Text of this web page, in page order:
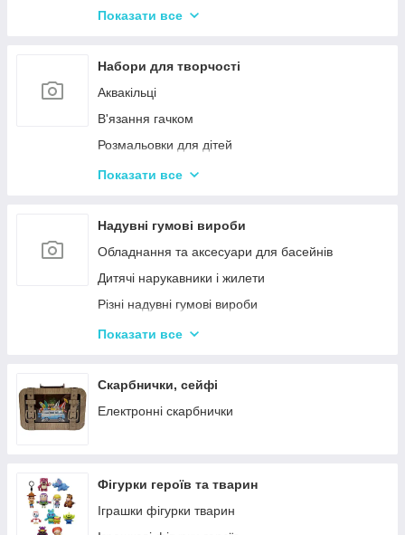
Різні Настільні ігри
Монополія - настільна гра
Мафія
Шахи і Шашки
Набори для гри в покер
Алмазна Мозаїка за номерами
Стандартні картини за номерами
Розпис по полотну
Полотна з Підрамником
Алмазна мозаїка для дітей
Показати все
Набори для творчості
Аквакільці
В'язання гачком
Розмальовки для дітей
Акрилові фарби
Гравюра для дітей
Кінетичний пісок
Дитячий Пластилін
Декупаж
Крейда для Малювання
Рукоділля
Валіза для малювання
Показати все
Надувні гумові вироби
Обладнання та аксесуари для басейнів
Дитячі нарукавники і жилети
Різні надувні гумові вироби
Насоси для матрасів та гумових виробів
Надувні матраци
Дитячі надувні басейни
Показати все
Скарбнички, сейфі
Електронні скарбнички
Фігурки героїв та тварин
Іграшки фігурки тварин